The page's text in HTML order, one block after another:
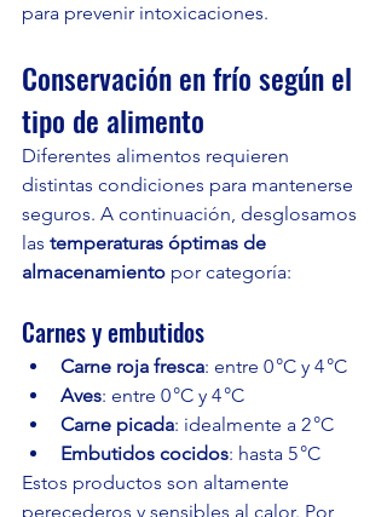
para prevenir intoxicaciones.
Conservación en frío según el
tipo de alimento
Diferentes alimentos requieren
distintas condiciones para mantenerse
seguros. A continuación, desglosamos
las temperaturas óptimas de
almacenamiento por categoría:
Carnes y embutidos
Carne roja fresca: entre 0 °C y 4 °C
Aves: entre 0 °C y 4 °C
Carne picada: idealmente a 2 °C
Embutidos cocidos: hasta 5 °C
Estos productos son altamente
perecederos y sensibles al calor. Por